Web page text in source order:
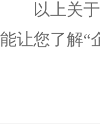
以上关于“
能让您了解“